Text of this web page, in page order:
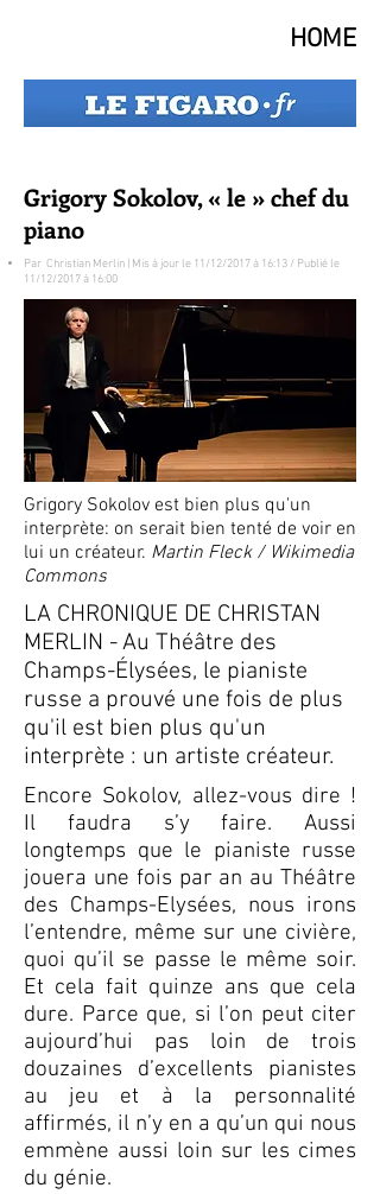
HOME
Grigory Sokolov, « le » chef du
piano
Par Christian Merlin | Mis à jour le 11/12/2017 à 16:13 / Publié le
11/12/2017 à 16:00
Grigory Sokolov est bien plus qu'un
interprète: on serait bien tenté de voir en
lui un créateur. Martin Fleck / Wikimedia
Commons
LA CHRONIQUE DE CHRISTAN
MERLIN - Au Théâtre des
Champs-Élysées, le pianiste
russe a prouvé une fois de plus
qu'il est bien plus qu'un
interprète : un artiste créateur.
Encore Sokolov, allez-vous dire !
Il faudra s’y faire. Aussi
longtemps que le pianiste russe
jouera une fois par an au Théâtre
des Champs-Elysées, nous irons
l’entendre, même sur une civière,
quoi qu’il se passe le même soir.
Et cela fait quinze ans que cela
dure. Parce que, si l’on peut citer
aujourd’hui pas loin de trois
douzaines d’excellents pianistes
au jeu et à la personnalité
affirmés, il n’y en a qu’un qui nous
emmène aussi loin sur les cimes
du génie.